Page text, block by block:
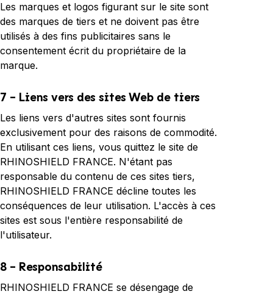
Les marques et logos figurant sur le site sont
des marques de tiers et ne doivent pas être
utilisés à des fins publicitaires sans le
consentement écrit du propriétaire de la
marque.
7 - Liens vers des sites Web de tiers
Les liens vers d'autres sites sont fournis
exclusivement pour des raisons de commodité.
En utilisant ces liens, vous quittez le site de
RHINOSHIELD FRANCE. N'étant pas
responsable du contenu de ces sites tiers,
RHINOSHIELD FRANCE décline toutes les
conséquences de leur utilisation. L'accès à ces
sites est sous l'entière responsabilité de
l'utilisateur.
8 - Responsabilité
RHINOSHIELD FRANCE se désengage de